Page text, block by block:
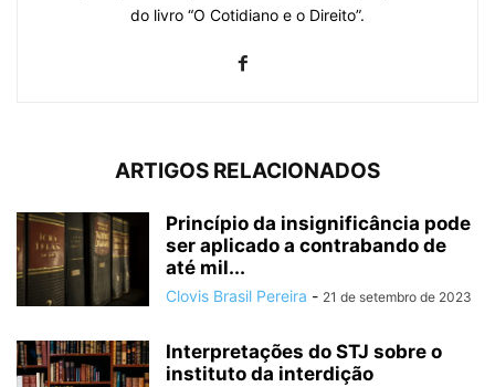
do livro “O Cotidiano e o Direito”.
ARTIGOS RELACIONADOS
Princípio da insignificância pode
ser aplicado a contrabando de
até mil...
Clovis Brasil Pereira - 21 de setembro de 2023
Interpretações do STJ sobre o
instituto da interdição